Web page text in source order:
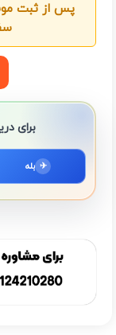
پس از ثبت
برای
✈ بله